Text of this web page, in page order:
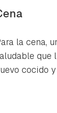
la cena,
que
cocido